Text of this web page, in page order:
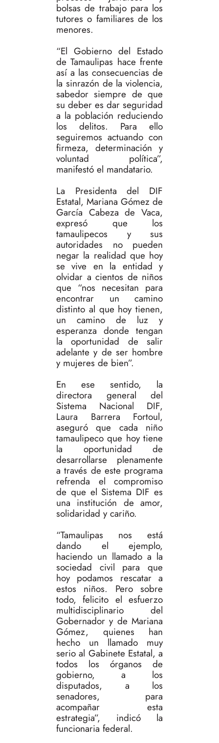
bolsas de trabajo para los
tutores o familiares de los
menores.
“El Gobierno del Estado
de Tamaulipas hace frente
así a las consecuencias de
la sinrazón de la violencia,
sabedor siempre de que
su deber es dar seguridad
a la población reduciendo
los delitos. Para ello
seguiremos actuando con
firmeza, determinación y
voluntad política”,
manifestó el mandatario.
La Presidenta del DIF
Estatal, Mariana Gómez de
García Cabeza de Vaca,
expresó que los
tamaulipecos y sus
autoridades no pueden
negar la realidad que hoy
se vive en la entidad y
olvidar a cientos de niños
que “nos necesitan para
encontrar un camino
distinto al que hoy tienen,
un camino de luz y
esperanza donde tengan
la oportunidad de salir
adelante y de ser hombre
y mujeres de bien”.
En ese sentido, la
directora general del
Sistema Nacional DIF,
Laura Barrera Fortoul,
aseguró que cada niño
tamaulipeco que hoy tiene
la oportunidad de
desarrollarse plenamente
a través de este programa
refrenda el compromiso
de que el Sistema DIF es
una institución de amor,
solidaridad y cariño.
“Tamaulipas nos está
dando el ejemplo,
haciendo un llamado a la
sociedad civil para que
hoy podamos rescatar a
estos niños. Pero sobre
todo, felicito el esfuerzo
multidisciplinario del
Gobernador y de Mariana
Gómez, quienes han
hecho un llamado muy
serio al Gabinete Estatal, a
todos los órganos de
gobierno, a los
disputados, a los
senadores, para
acompañar esta
estrategia”, indicó la
funcionaria federal.